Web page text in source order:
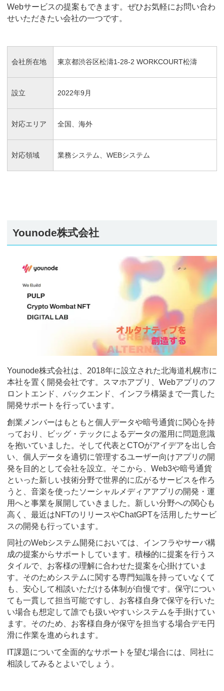
Webサービスの提案もできます。ぜひお気軽にお問い合わ
せいただきたい会社の一つです。
会社所在地 東京都渋谷区松濤1-28-2 WORKCOURT松濤
設立 2022年9月
対応エリア 全国、海外
対応領域 業務システム、WEBシステム
Younode株式会社
Younode株式会社は、2018年に設立された北海道札幌市に
本社を置く開発会社です。スマホアプリ、Webアプリのフ
ロントエンド、バックエンド、インフラ構築まで一貫した
開発サポートを行っています。
創業メンバーはもともと個人データや暗号通貨に関心を持
っており、ビッグ・テックによるデータの濫用に問題意識
を抱いていました。そして代表とCTOがアイデアを出し合
い、個人データを適切に管理するユーザー向けアプリの開
発を目的として会社を設立。そこから、Web3や暗号通貨
といった新しい技術分野で世界的に広がるサービスを作ろ
うと、音楽を使ったソーシャルメディアアプリの開発・運
用へと事業を展開していきました。新しい分野への関心も
高く、最近はNFTのリリースやChatGPTを活用したサービ
スの開発も行っています。
同社のWebシステム開発においては、インフラやサーバ構
成の提案からサポートしています。積極的に提案を行うス
タイルで、お客様の理解に合わせた提案を心掛けていま
す。そのためシステムに関する専門知識を持っていなくて
も、安心して相談いただける体制が自慢です。保守につい
ても一貫して担当可能ですし、お客様自身で保守を行いた
い場合も想定して誰でも扱いやすいシステムを手掛けてい
ます。そのため、お客様自身が保守を担当する場合デモ円
滑に作業を進められます。
IT課題について全面的なサポートを望む場合には、同社に
相談してみるとよいでしょう。